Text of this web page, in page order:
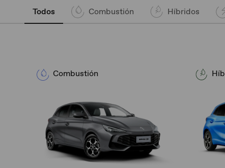
Todos Combustión Híbridos
Combustión